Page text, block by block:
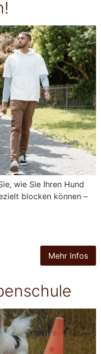
wie Sie Ihren Hund
blocken können –